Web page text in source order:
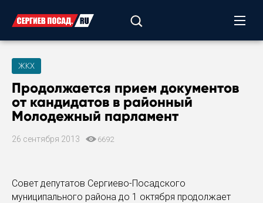
ЖКХ
Продолжается прием документов
от кандидатов в районный
Молодежный парламент
26 сентября 2013 6692
Совет депутатов Сергиево-Посадского
муниципального района до 1 октября продолжает